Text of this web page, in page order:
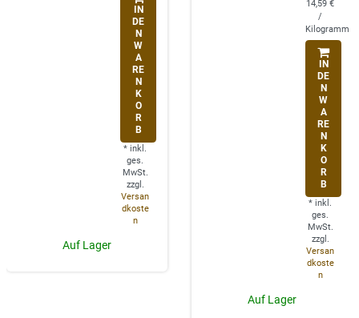
IN
DE
N
W
A
RE
N
K
O
R
B
* inkl.
ges.
MwSt.
zzgl.
Versan
dkoste
n
Auf Lager
14,59 €
/
Kilogramm
IN
DE
N
W
A
RE
N
K
O
R
B
* inkl.
ges.
MwSt.
zzgl.
Versan
dkoste
n
Auf Lager